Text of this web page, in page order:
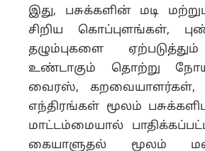
இது, பசுக்களின் மடி
சிறிய கொப்புளங்கள்,
தழும்புகளை
உண்டாகும் தொற்று
வைரஸ், கறவையாளர்கள்,
எந்திரங்கள் மூலம்
மாட்டம்மையால்
கையாளுதல் மூலம்